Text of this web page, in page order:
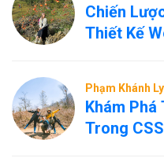
Chiến
Thiết Kế
Phạm Khánh Ly
Khám Phá
Trong CSS